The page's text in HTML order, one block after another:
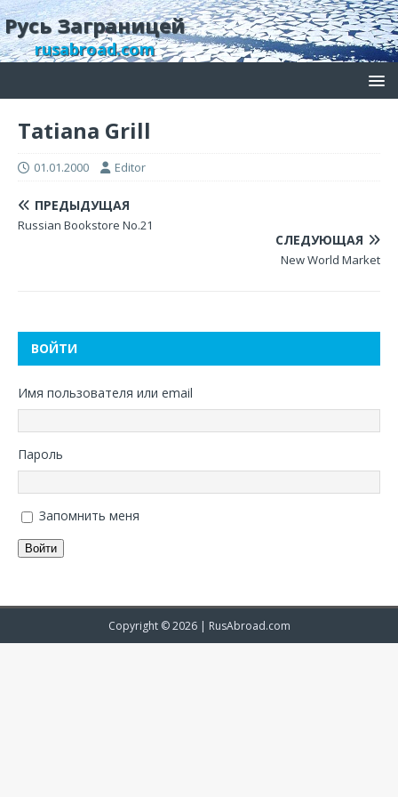
Русь Заграницей
rusabroad.com
Tatiana Grill
01.01.2000 Editor
ПРЕДЫДУЩАЯ
Russian Bookstore No.21
СЛЕДУЮЩАЯ
New World Market
ВОЙТИ
Имя пользователя или email
Пароль
Запомнить меня
Войти
Copyright © 2026 | RusAbroad.com